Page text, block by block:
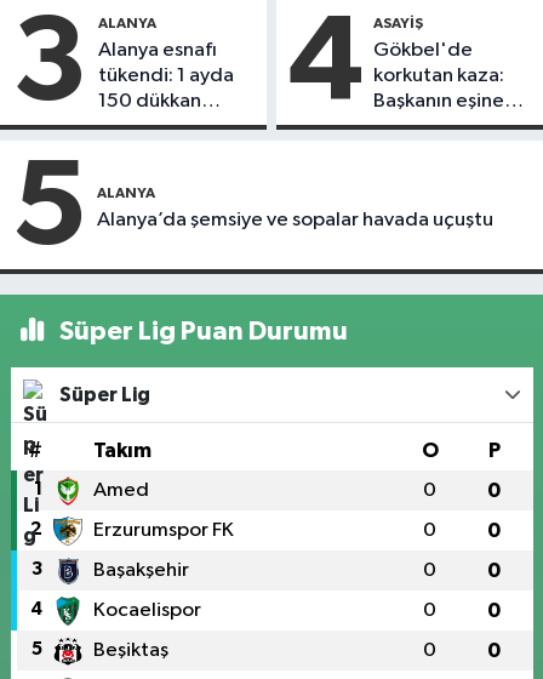
3 ALANYA
Alanya esnafı
tükendi: 1 ayda
150 dükkan
kapandı
4 ASAYIŞ
Gökbel'de
korkutan kaza:
Başkanın eşine
motosiklet çarptı
5 ALANYA
Alanya’da şemsiye ve sopalar havada uçuştu
Süper Lig Puan Durumu
Süper Lig
# Takım O P
1 Amed 0 0
2 Erzurumspor FK 0 0
3 Başakşehir 0 0
4 Kocaelispor 0 0
5 Beşiktaş 0 0